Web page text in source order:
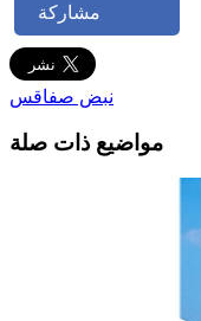
مشاركة
نبض صفاقس
مواضيع ذات صلة